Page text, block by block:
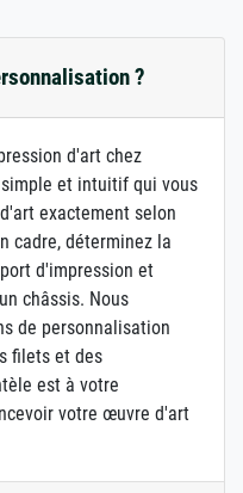
?
d'art chez
et intuitif qui vous
exactement selon
cadre, déterminez la
d'impression et
châssis. Nous
de personnalisation
filets et des
est à votre
votre œuvre d'art